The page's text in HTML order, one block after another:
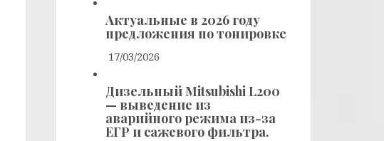
Актуальные в 2026 году
предложения по тонировке
17/03/2026
Дизельный Mitsubishi L200
— выведение из
аварийного режима из-за
ЕГР и сажевого фильтра.